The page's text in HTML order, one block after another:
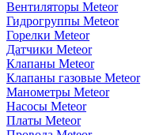
Вентиляторы Meteor
Гидрогруппы Meteor
Горелки Meteor
Датчики Meteor
Клапаны Meteor
Клапаны газовые Meteor
Манометры Meteor
Насосы Meteor
Платы Meteor